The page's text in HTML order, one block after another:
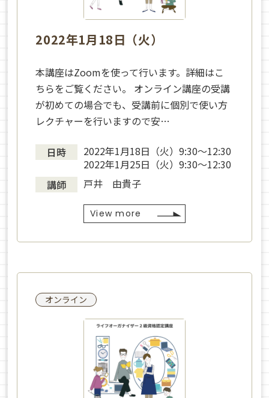
2022年1月18日（火）
本講座はZoomを使って行います。詳細はこ
ちらをご覧ください。 オンライン講座の受講
が初めての場合でも、受講前に個別で使い方
レクチャーを行いますので安…
日時
2022年1月18日（火）9:30～12:30
2022年1月25日（火）9:30～12:30
講師
戸井 由貴子
View more
オンライン